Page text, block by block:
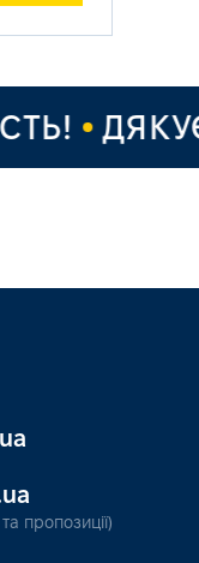
ДЯКУЄМО
пропозиції)